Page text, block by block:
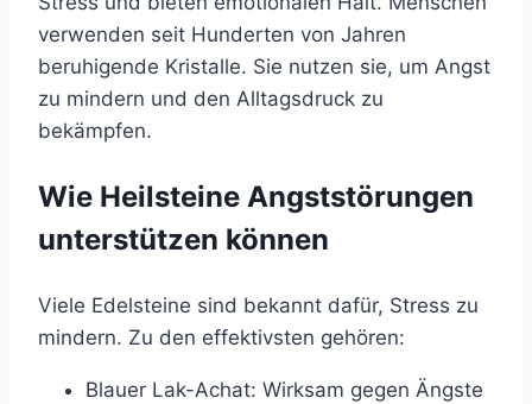
verwenden seit Hunderten von Jahren
beruhigende Kristalle. Sie nutzen sie, um Angst
zu mindern und den Alltagsdruck zu
bekämpfen.
Wie Heilsteine Angststörungen
unterstützen können
Viele Edelsteine sind bekannt dafür, Stress zu
mindern. Zu den effektivsten gehören:
Blauer Lak-Achat: Wirksam gegen Ängste